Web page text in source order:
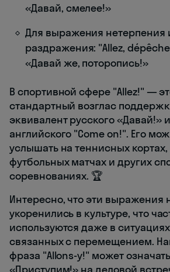
«Давай, смелее!»
Для выражения нетерпения
раздражения: "Allez,
«Давай же, поторопись!»
В спортивной сфере "Allez!" —
стандартный возглас
эквивалент русского «Давай!»
английского "Come on!". Его
услышать на теннисных кортах,
футбольных матчах и других
соревнованиях. 🏆
Интересно, что эти выражения
укоренились в культуре, что
используются даже в
связанных с перемещением.
фраза "Allons-y!" может означать